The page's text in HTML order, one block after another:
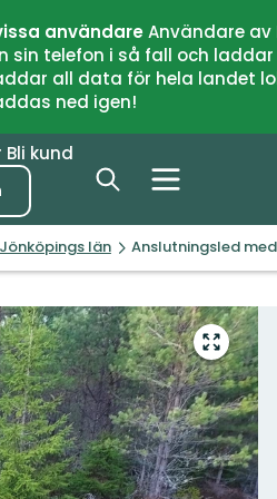
användareAnvändare
telefon i så fall och
all data för hela
ned igen!
Bli kund
län Anslutningsled
Gå
till